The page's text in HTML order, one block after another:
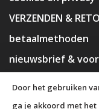
VERZENDEN &
betaalmethoden
nieuwsbrief &
Door het gebruiken
ga je akkoord met